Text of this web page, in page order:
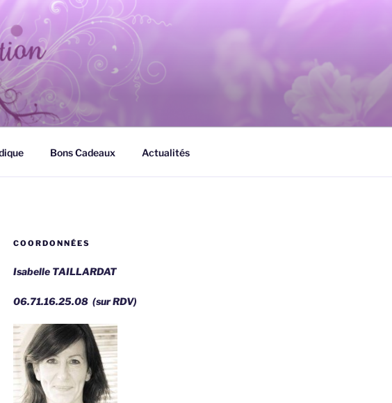
Bons Cadeaux Actualités
COORDONNÉES
Isabelle TAILLARDAT
06.71.16.25.08 (sur RDV)